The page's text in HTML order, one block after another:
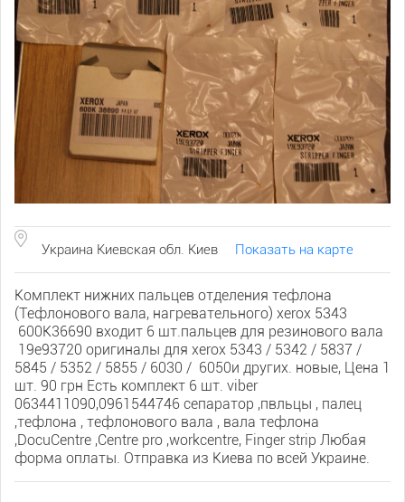
Украина Киевская обл. Киев Показать на карте
Комплект нижних пальцев отделения тефлона
(Тефлонового вала, нагревательного) xerox 5343
600K36690 входит 6 шт.пальцев для резинового вала
19е93720 оригиналы для xerox 5343 / 5342 / 5837 /
5845 / 5352 / 5855 / 6030 / 6050и других. новые, Цена 1
шт. 90 грн Есть комплект 6 шт. viber
0634411090,0961544746 сепаратор ,пвльцы , палец
,тефлона , тефлонового вала , вала тефлона
,DocuCentre ,Centre pro ,workcentre, Finger strip Любая
форма оплаты. Отправка из Киева по всей Украине.